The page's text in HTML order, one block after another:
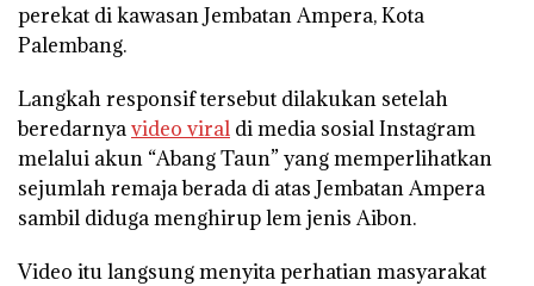
perekat di kawasan Jembatan Ampera, Kota
Palembang.
Langkah responsif tersebut dilakukan setelah
beredarnyavideo viral di media sosial Instagram
melalui akun “Abang Taun” yang memperlihatkan
sejumlah remaja berada di atas Jembatan Ampera
sambil diduga menghirup lem jenis Aibon.
Video itu langsung menyita perhatian masyarakat